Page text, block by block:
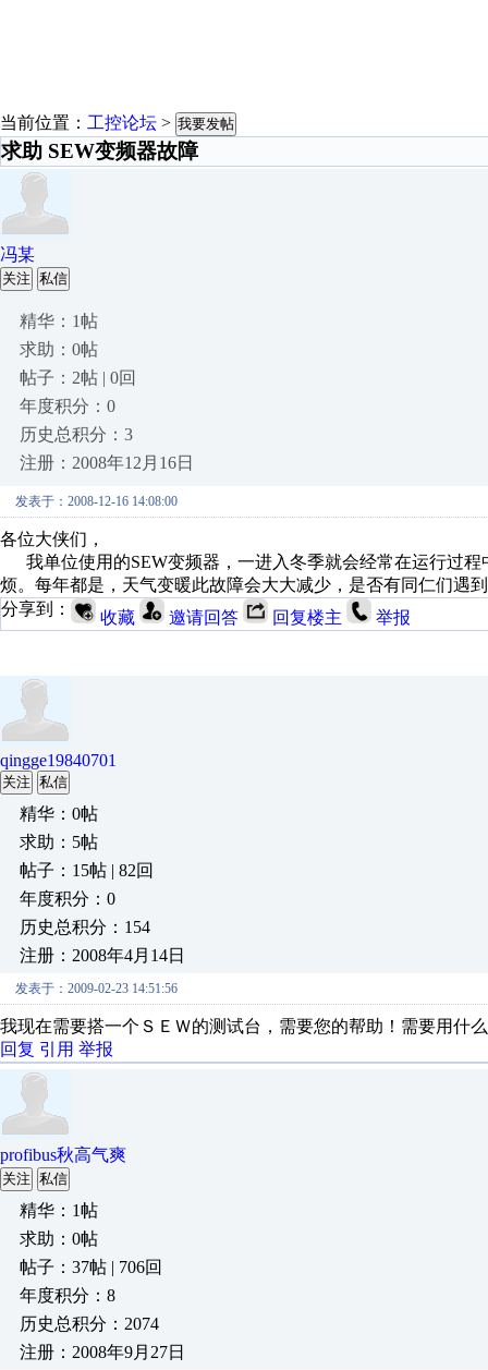
当前位置： 工控论坛 > 我要发帖
求助 SEW变频器故障
冯某
关注 私信
精华：1帖
求助：0帖
帖子：2帖 | 0回
年度积分：0
历史总积分：3
注册：2008年12月16日
发表于：2008-12-16 14:08:00
各位大侠们，
我单位使用的SEW变频器，一进入冬季就会经常在运行过
烦。每年都是，天气变暖此故障会大大减少，是否有同仁们遇
分享到：
收藏 邀请回答 回复楼主 举报
qingge19840701
关注 私信
精华：0帖
求助：5帖
帖子：15帖 | 82回
年度积分：0
历史总积分：154
注册：2008年4月14日
发表于：2009-02-23 14:51:56
我现在需要搭一个ＳＥＷ的测试台，需要您的帮助！需要用什
回复 引用 举报
profibus秋高气爽
关注 私信
精华：1帖
求助：0帖
帖子：37帖 | 706回
年度积分：8
历史总积分：2074
注册：2008年9月27日